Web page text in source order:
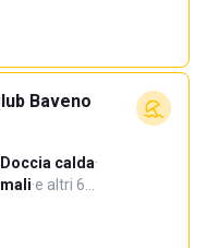
Baveno
Doccia calda·
·e altri 6…